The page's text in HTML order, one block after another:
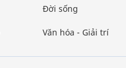
Đời sống
Văn hóa - Giải trí